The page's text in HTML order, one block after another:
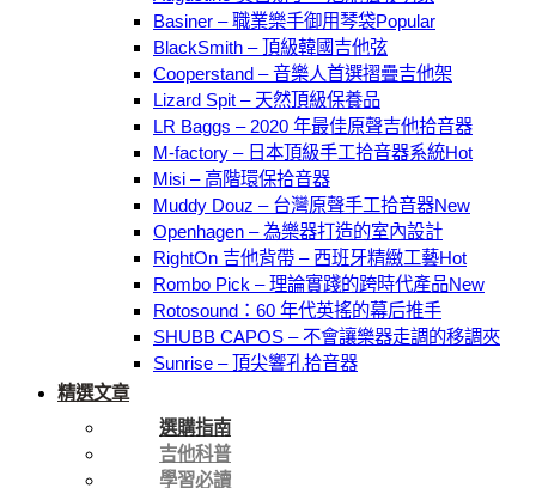
Basiner – 職業樂手御用琴袋
BlackSmith – 頂級韓國吉他弦
Cooperstand – 音樂人首選摺疊吉他架
Lizard Spit – 天然頂級保養品
LR Baggs – 2020 年最佳原聲吉他拾音器
M-factory – 日本頂級手工拾音器系統
Misi – 高階環保拾音器
Muddy Douz – 台灣原聲手工拾音器
Openhagen – 為樂器打造的室內設計
RightOn 吉他背帶 – 西班牙精緻工藝
Rombo Pick – 理論實踐的跨時代產品
Rotosound：60 年代英搖的幕后推手
SHUBB CAPOS – 不會讓樂器走調的移調夾
Sunrise – 頂尖響孔拾音器
精選文章
選購指南
吉他科普
學習必讀